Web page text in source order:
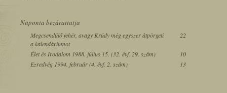
Naponta bezárattatja
Megcsendülő fehér, avagy Krúdy még egyszer átpörgeti
a kalendáriumot
22
Élet és Irodalom 1988. július 15. (32. évf. 29. szám)
10
Ezredvég 1994. február (4. évf. 2. szám)
13